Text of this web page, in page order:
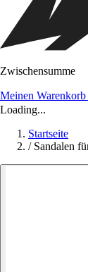
Zwischensumme
Meinen Warenkorb
Loading...
Startseite
/ Sandalen